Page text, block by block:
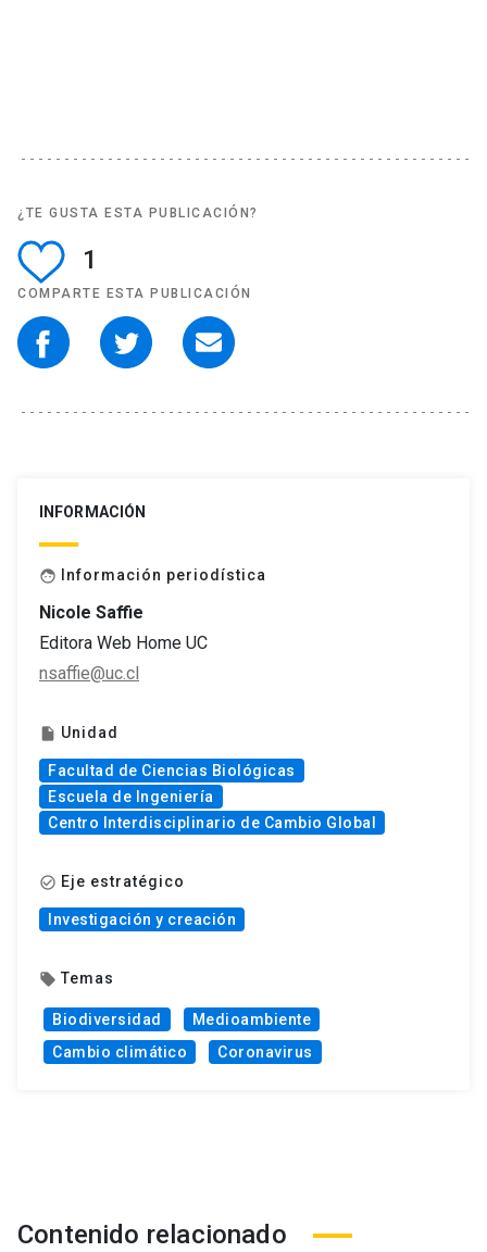
¿TE GUSTA ESTA PUBLICACIÓN?
1
COMPARTE ESTA PUBLICACIÓN
INFORMACIÓN
face Información periodística
Nicole Saffie
Editora Web Home UC
nsaffie@uc.cl
insert_drive_file Unidad
Facultad de Ciencias Biológicas
Escuela de Ingeniería
Centro Interdisciplinario de Cambio Global
check_circle_outline Eje estratégico
Investigación y creación
local_offer Temas
Biodiversidad
Medioambiente
Cambio climático
Coronavirus
Contenido relacionado